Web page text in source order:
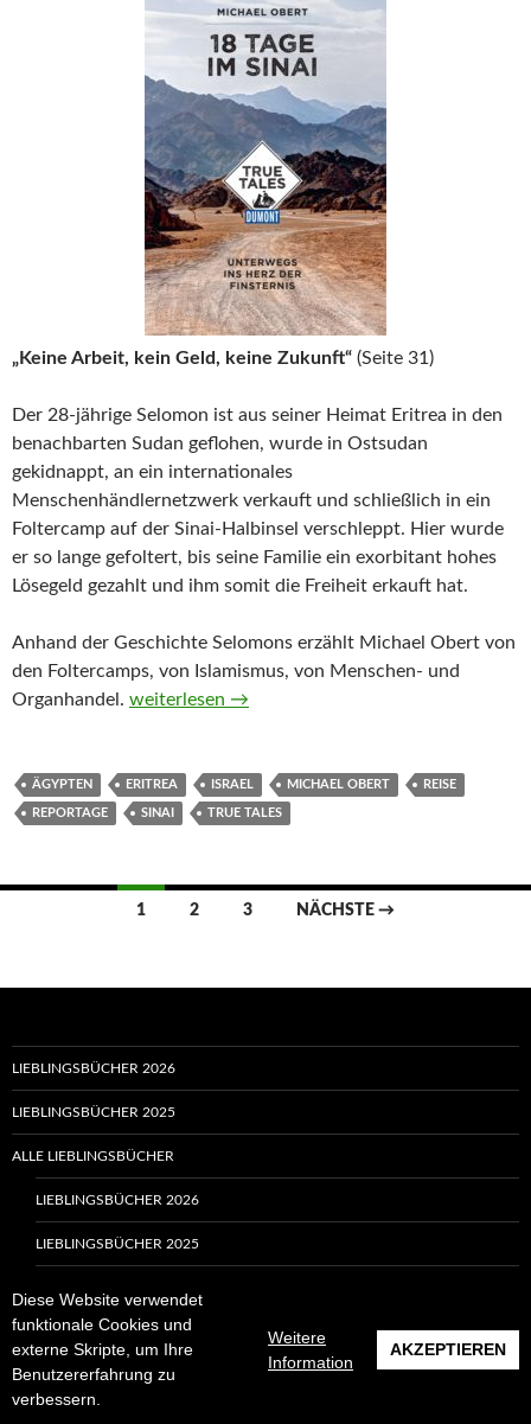
Diese Website verwendet
funktionale Cookies und
externe Skripte, um Ihre
Benutzererfahrung zu
verbessern.
Weitere
Information
AKZEPTIEREN
„Keine Arbeit, kein Geld, keine Zukunft“ (Seite 31)
Der 28-jährige Selomon ist aus seiner Heimat Eritrea in den
benachbarten Sudan geflohen, wurde in Ostsudan
gekidnappt, an ein internationales
Menschenhändlernetzwerk verkauft und schließlich in ein
Foltercamp auf der Sinai-Halbinsel verschleppt. Hier wurde
er so lange gefoltert, bis seine Familie ein exorbitant hohes
Lösegeld gezahlt und ihm somit die Freiheit erkauft hat.
Anhand der Geschichte Selomons erzählt Michael Obert von
den Foltercamps, von Islamismus, von Menschen- und
Organhandel. 18 Tage im Sinai von Michael Obert
weiterlesen →
ÄGYPTEN ERITREA ISRAEL MICHAEL OBERT REISE
REPORTAGE SINAI TRUE TALES
Beitragsnavigation
1 2 3 NÄCHSTE →
LIEBLINGSBÜCHER 2026
LIEBLINGSBÜCHER 2025
ALLE LIEBLINGSBÜCHER
LIEBLINGSBÜCHER 2026
LIEBLINGSBÜCHER 2025
LIEBLINGSBÜCHER 2023
LIEBLINGSBÜCHER 2022